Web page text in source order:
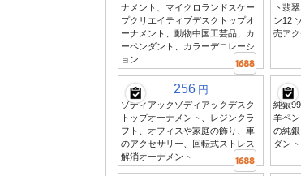
ナメント、マイクロランドスケー
プクリエイティブデスクトップオ
ーナメント、動物中国工芸品、カ
ーペンダント、カラーデコレーシ
ョン
ト翡
ン12
売ア
256 円
ゾディアックゾディアックデスク
トップオーナメント、レジンクラ
フト、オフィスや家庭の飾り、車
のアクセサリー、回転式ストレス
解消オーナメント
純銀
羊ペ
の純
ダン